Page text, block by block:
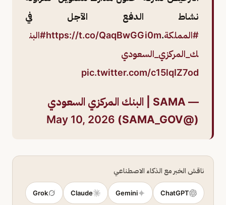
نشاط الدفع الآجل في
#المملكة.
https://t.co/QaqBwGGi0m#البن
ك_المركزي_السعودي
pic.twitter.com/c15lqIZ7od
— SAMA | البنك المركزي السعودي
(@SAMA_GOV)
May 10, 2026
ناقش الخبر مع الذكاء الاصطناعي
ChatGPT
Gemini
Claude
Grok